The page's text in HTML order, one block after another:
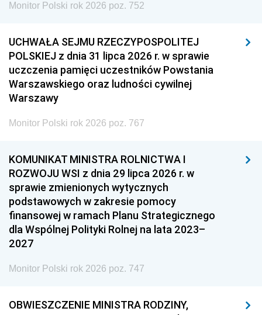
Monitor Polski rok 2026 poz. 752
UCHWAŁA SEJMU RZECZYPOSPOLITEJ
POLSKIEJ z dnia 31 lipca 2026 r. w sprawie
uczczenia pamięci uczestników Powstania
Warszawskiego oraz ludności cywilnej
Warszawy
Monitor Polski rok 2026 poz. 767
KOMUNIKAT MINISTRA ROLNICTWA I
ROZWOJU WSI z dnia 29 lipca 2026 r. w
sprawie zmienionych wytycznych
podstawowych w zakresie pomocy
finansowej w ramach Planu Strategicznego
dla Wspólnej Polityki Rolnej na lata 2023–
2027
Monitor Polski rok 2026 poz. 747
OBWIESZCZENIE MINISTRA RODZINY,